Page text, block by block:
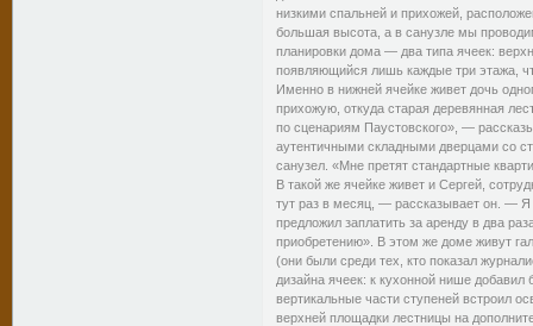
низкими спальней и прихожей,
большая высота, а в санузле мы
планировки дома — два типа ячеек:
появляющийся лишь каждые три этажа,
Именно в нижней ячейке живет дочь
прихожую, откуда старая деревянная
по сценариям Паустовского», —
аутентичными складными дверцами со
санузел. «Мне претят стандартные
В такой же ячейке живет и Сергей,
тут раз в месяц, — рассказывает он. — Я
предложил заплатить за аренду в два
приобретению». В этом же доме живут
(они были среди тех, кто показал
дизайна ячеек: к кухонной нише добавил
вертикальные части ступеней встроил
верхней площадки лестницы на